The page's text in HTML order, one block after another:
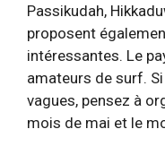
Passikudah,
proposent
intéressantes. Le
amateurs de surf.
vagues, pensez à
mois de mai et le